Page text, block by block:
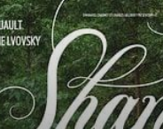
de Martin
Voir la fiche du